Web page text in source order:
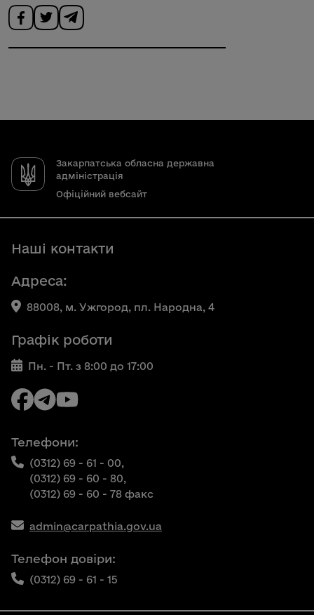
Закарпатська обласна державна
адміністрація
Офіційний вебсайт
Наші контакти
Адреса:
88008, м. Ужгород, пл. Народна, 4
Графік роботи
Пн. - Пт. з 8:00 до 17:00
Телефони:
(0312) 69 - 61 - 00,
(0312) 69 - 60 - 80,
(0312) 69 - 60 - 78 факс
admin@carpathia.gov.ua
Телефон довіри:
(0312) 69 - 61 - 15